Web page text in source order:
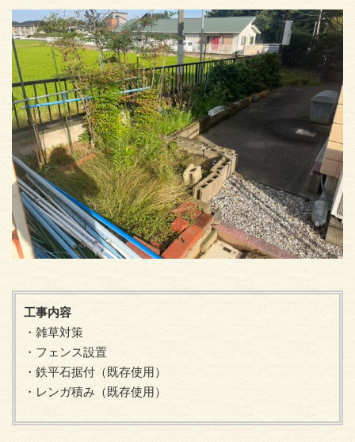
工事内容
・雑草対策
・フェンス設置
・鉄平石据付（既存使用）
・レンガ積み（既存使用）